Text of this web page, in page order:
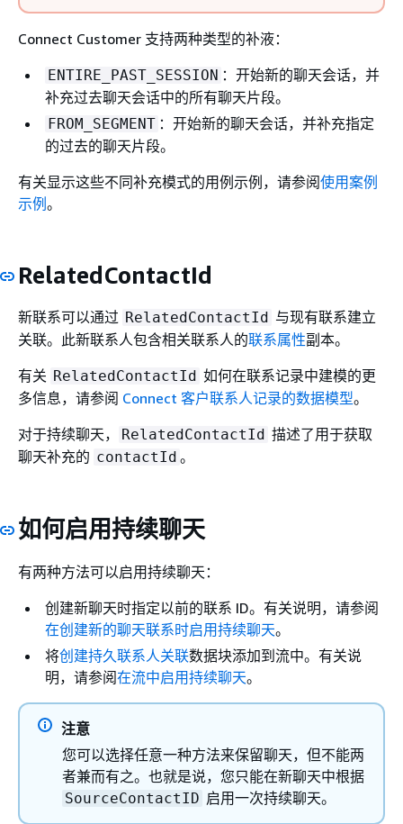
Connect Customer 支持两种类型的补液：
ENTIRE_PAST_SESSION ：开始新的聊天会话，并
补充过去聊天会话中的所有聊天片段。
FROM_SEGMENT ：开始新的聊天会话，并补充指定
的过去的聊天片段。
有关显示这些不同补充模式的用例示例，请参阅使用案例
示例。
RelatedContactId
新联系可以通过 RelatedContactId 与现有联系建立
关联。此新联系人包含相关联系人的联系属性副本。
有关 RelatedContactId 如何在联系记录中建模的更
多信息，请参阅 Connect 客户联系人记录的数据模型。
对于持续聊天，
RelatedContactId 描述了用于获取
聊天补充的 contactId 。
如何启用持续聊天
有两种方法可以启用持续聊天：
创建新聊天时指定以前的联系 ID。有关说明，请参阅
在创建新的聊天联系时启用持续聊天。
将创建持久联系人关联数据块添加到流中。有关说
明，请参阅在流中启用持续聊天。
注意
您可以选择任意一种方法来保留聊天，但不能两
者兼而有之。也就是说，您只能在新聊天中根据
SourceContactID 启用一次持续聊天。